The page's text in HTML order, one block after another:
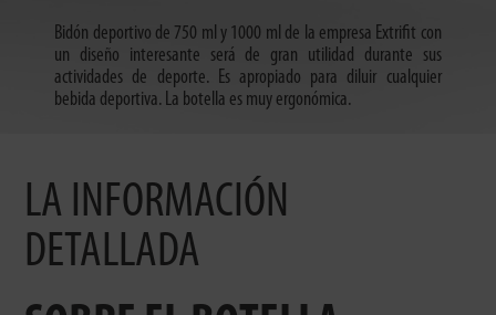
Bidón deportivo de 750 ml y 1000 ml de la empresa Extrifit con
un diseño interesante será de gran utilidad durante sus
actividades de deporte. Es apropiado para diluir cualquier
bebida deportiva. La botella es muy ergonómica.
LA INFORMACIÓN
DETALLADA